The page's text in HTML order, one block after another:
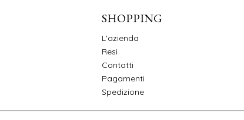
SHOPPING
L'azienda
Resi
Contatti
Pagamenti
Spedizione